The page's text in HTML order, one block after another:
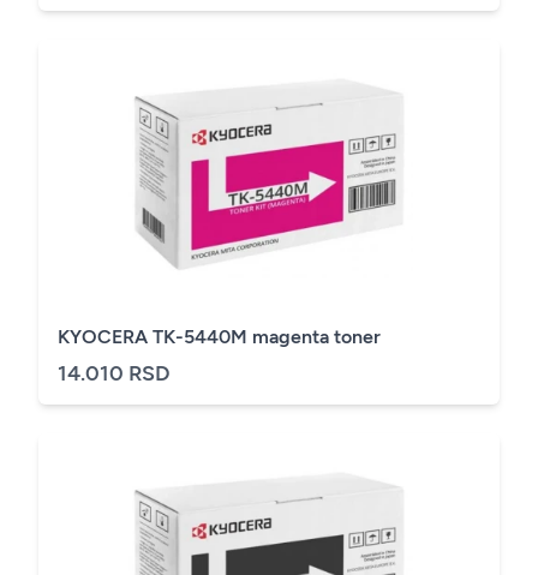
KYOCERA TK-5440M magenta toner
14.010 RSD